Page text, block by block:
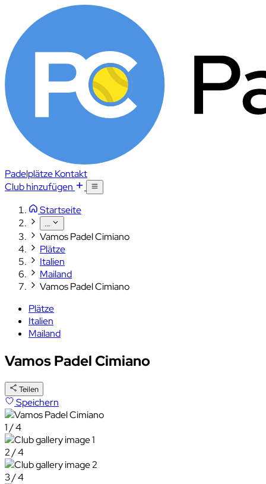
PadelplätzeKontakt
Club hinzufügen
Startseite
...
Vamos Padel Cimiano
Plätze
Italien
Mailand
Vamos Padel Cimiano
Plätze
Italien
Mailand
Vamos Padel Cimiano
Teilen
Speichern
1 / 4
2 / 4
3 / 4